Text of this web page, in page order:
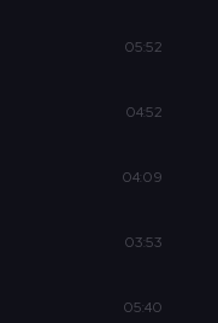
05:52
04:52
04:09
03:53
05:40